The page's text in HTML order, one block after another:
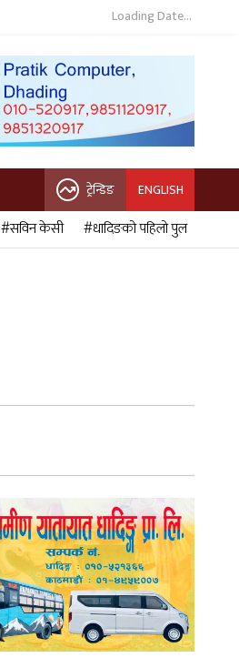
Loading Date...
ट्रेन्डिङ ENGLISH
#सविन केसी #धादिङको पहिलो पुल